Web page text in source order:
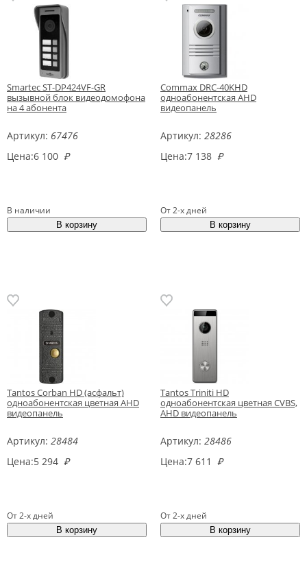
Smartec ST-DP424VF-GR
вызывной блок видеодомофона
на 4 абонента
Артикул: 67476
Цена:6 100 ₽
В наличии
Commax DRC-40KHD
одноабонентская AHD
видеопанель
Артикул: 28286
Цена:7 138 ₽
От 2-х дней
Tantos Corban HD (асфальт)
одноабонентская цветная AHD
видеопанель
Артикул: 28484
Цена:5 294 ₽
От 2-х дней
Tantos Triniti HD
одноабонентская цветная CVBS,
AHD видеопанель
Артикул: 28486
Цена:7 611 ₽
От 2-х дней